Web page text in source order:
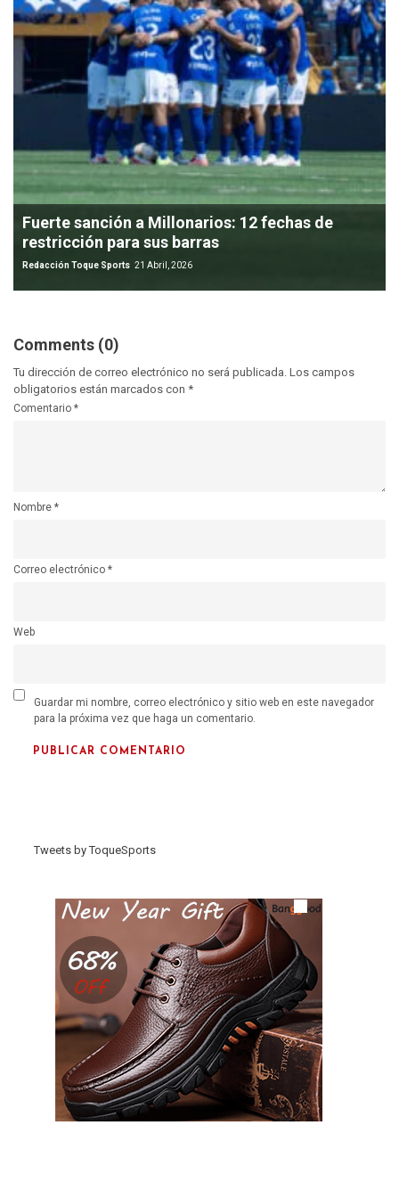
Fuerte sanción a Millonarios: 12 fechas de
restricción para sus barras
Redacción Toque Sports 21 Abril, 2026
Comments (0)
Tu dirección de correo electrónico no será publicada. Los campos
obligatorios están marcados con *
Comentario *
Nombre *
Correo electrónico *
Web
Guardar mi nombre, correo electrónico y sitio web en este navegador
para la próxima vez que haga un comentario.
Tweets by ToqueSports